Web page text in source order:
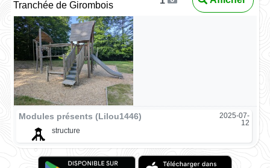
Tranchée de Girombois
Modules présents (Lilou1446)
2025-07-
12
structure